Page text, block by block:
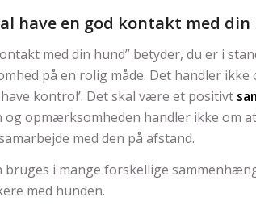
have en god kontakt med din
med din hund” betyder, du er i
på en rolig måde. Det handler ikke
kontrol’. Det skal være et positivt
og opmærksomheden handler ikke om
med den på afstand.
bruges i mange forskellige
med hunden.